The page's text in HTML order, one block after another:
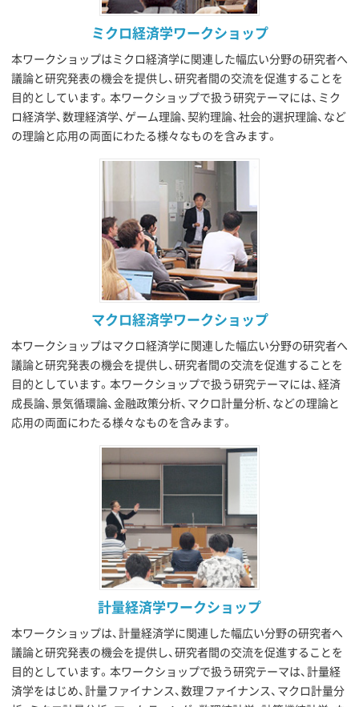
ミクロ経済学ワークショップ
本ワークショップはミクロ経済学に関連した幅広い分野の研究者へ
議論と研究発表の機会を提供し、研究者間の交流を促進することを
目的としています。本ワークショップで扱う研究テーマには、ミク
ロ経済学、数理経済学、ゲーム理論、契約理論、社会的選択理論、など
の理論と応用の両面にわたる様々なものを含みます。
マクロ経済学ワークショップ
本ワークショップはマクロ経済学に関連した幅広い分野の研究者へ
議論と研究発表の機会を提供し、研究者間の交流を促進することを
目的としています。本ワークショップで扱う研究テーマには、経済
成長論、景気循環論、金融政策分析、マクロ計量分析、などの理論と
応用の両面にわたる様々なものを含みます。
計量経済学ワークショップ
本ワークショップは、計量経済学に関連した幅広い分野の研究者へ
議論と研究発表の機会を提供し、研究者間の交流を促進することを
目的としています。本ワークショップで扱う研究テーマは、計量経
済学をはじめ、計量ファイナンス、数理ファイナンス、マクロ計量分